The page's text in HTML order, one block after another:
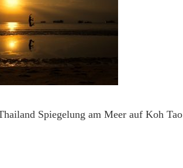
Spiegelung am Meer auf Koh Tao